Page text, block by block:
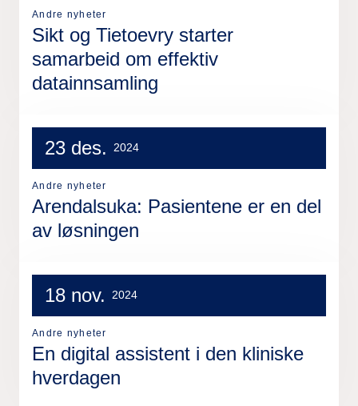
Andre nyheter
Sikt og Tietoevry starter
samarbeid om effektiv
datainnsamling
23 des. 2024
Andre nyheter
Arendalsuka: Pasientene er en del
av løsningen
18 nov. 2024
Andre nyheter
En digital assistent i den kliniske
hverdagen